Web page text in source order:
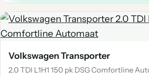
Volkswagen Transporter
2.0 TDI L1H1 150 pk DSG Comfortline